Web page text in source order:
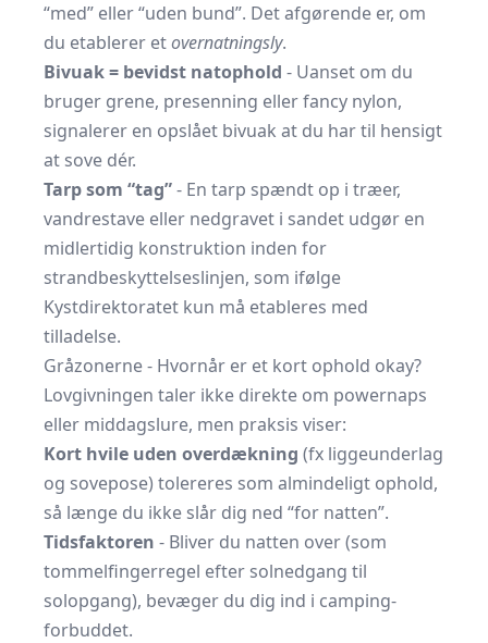
“med” eller “uden bund”. Det afgørende er, om
du etablerer etovernatningsly.
Bivuak = bevidst natophold - Uanset om du
bruger grene, presenning eller fancy nylon,
signalerer en opslået bivuak at du har til hensigt
at sove dér.
Tarp som “tag”- En tarp spændt op i træer,
vandrestave eller nedgravet i sandet udgør en
midlertidig konstruktion inden for
strandbeskyttelses­linjen, som ifølge
Kystdirektoratet kun må etableres med
tilladelse.
Gråzonerne - Hvornår er et kort ophold okay?
Lovgivningen taler ikke direkte om powernaps
eller middagslure, men praksis viser:
Kort hvile uden overdækning (fx liggeunderlag
og sovepose) tolereres som almindeligt ophold,
så længe du ikke slår dig ned “for natten”.
Tidsfaktoren - Bliver du natten over (som
tommelfingerregel efter solned­gang til
solopgang), bevæger du dig ind i camping­
forbuddet.